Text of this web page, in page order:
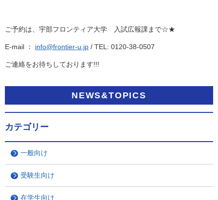
ご予約は、宇部フロンティア大学 入試広報課まで☆★
E-mail ： info@frontier-u.jp / TEL: 0120-38-0507
ご連絡をお待ちしております!!!
NEWS&TOPICS
カテゴリー
一般向け
受験生向け
在学生向け